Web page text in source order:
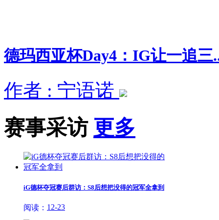
德玛西亚杯Day4：IG让一追三
作者 : 宁语诺
赛事采访 更多
iG德杯夺冠赛后群访：S8后想把没得的冠军全拿到
阅读： 12-23